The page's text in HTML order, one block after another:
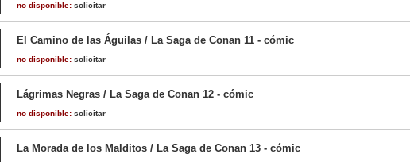
no disponible: solicitar
El Camino de las Águilas / La Saga de Conan 11 - cómic
no disponible: solicitar
Lágrimas Negras / La Saga de Conan 12 - cómic
no disponible: solicitar
La Morada de los Malditos / La Saga de Conan 13 - cómic